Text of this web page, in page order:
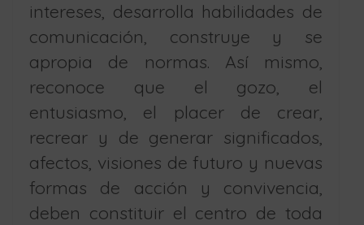
intereses, desarrolla habilidades de
comunicación, construye y se
apropia de normas. Así mismo,
reconoce que el gozo, el
entusiasmo, el placer de crear,
recrear y de generar significados,
afectos, visiones de futuro y nuevas
formas de acción y convivencia,
deben constituir el centro de toda